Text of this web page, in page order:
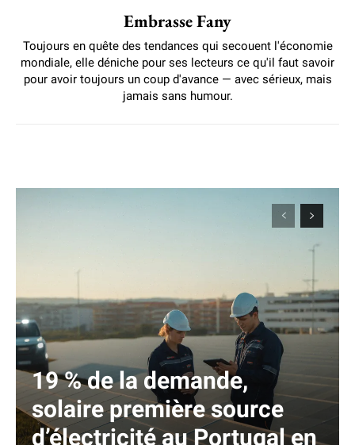
Embrasse Fany
Toujours en quête des tendances qui secouent l'économie
mondiale, elle déniche pour ses lecteurs ce qu'il faut savoir
pour avoir toujours un coup d'avance — avec sérieux, mais
jamais sans humour.
19 % de la demande,
solaire première source
d’électricité au Portugal en